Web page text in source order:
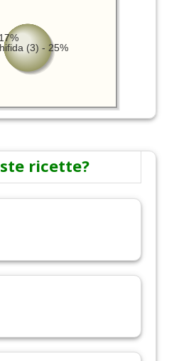
(3) - 25%
ricette?